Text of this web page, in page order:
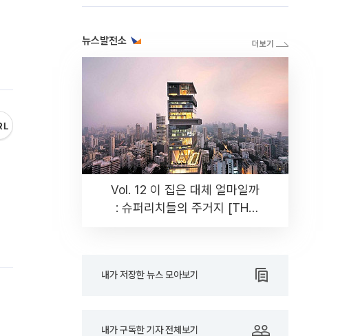
뉴스발전소
Vol. 12 이 집은 대체 얼마일까
: 슈퍼리치들의 주거지 [THE
내가 저장한 뉴스 모아보기
내가 구독한 기자 전체보기